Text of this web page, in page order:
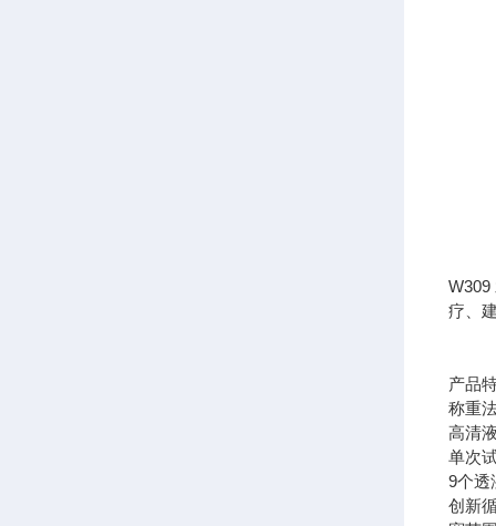
疗、
产品
称重
高清
单次
9个透
创新